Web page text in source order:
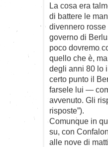
La cosa era
di battere le
divennero rosse
governo di
poco dovremo
quello che è,
degli anni 80 lo
certo punto il
farsele lui —
avvenuto. Gli
risposte”).
Comunque in
su, con
alle nove di